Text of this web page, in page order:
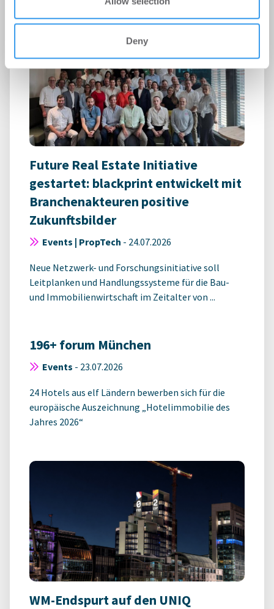
Deny
Thüringens Ministerpräsident Mario Voigt ...
Future Real Estate Initiative
gestartet: blackprint entwickelt mit
Branchenakteuren positive
Zukunftsbilder
Events | PropTech - 24.07.2026
Neue Netzwerk- und Forschungsinitiative soll
Leitplanken und Handlungssysteme für die Bau-
und Immobilienwirtschaft im Zeitalter von ...
196+ forum München
Events - 23.07.2026
24 Hotels aus elf Ländern bewerben sich für die
europäische Auszeichnung „Hotelimmobilie des
Jahres 2026“
WM-Endspurt auf den UNIQ